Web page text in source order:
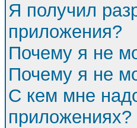
Я получил
приложения?
Почему я не
Почему я не
С кем мне
приложениях?